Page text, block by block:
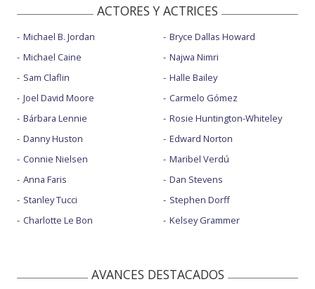
ACTORES Y ACTRICES
Michael B. Jordan
Michael Caine
Sam Claflin
Joel David Moore
Bárbara Lennie
Danny Huston
Connie Nielsen
Anna Faris
Stanley Tucci
Charlotte Le Bon
Bryce Dallas Howard
Najwa Nimri
Halle Bailey
Carmelo Gómez
Rosie Huntington-Whiteley
Edward Norton
Maribel Verdú
Dan Stevens
Stephen Dorff
Kelsey Grammer
AVANCES DESTACADOS